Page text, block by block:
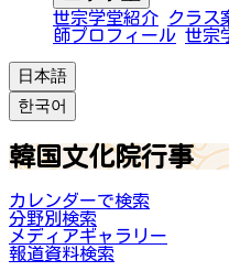
世宗学堂紹介 クラス
師プロフィール 世宗
日本語
한국어
韓国文化院行事
カレンダーで検索
分野別検索
メディアギャラリー
報道資料検索